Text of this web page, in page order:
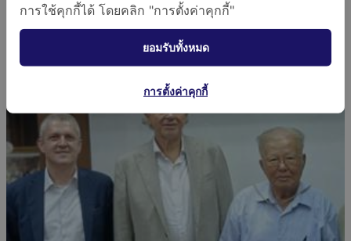
การใช้คุกกี้ได้ โดยคลิก "การตั้งค่าคุกกี้"
ยอมรับทั้งหมด
การตั้งค่าคุกกี้